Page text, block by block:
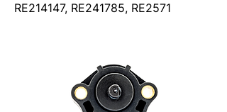
RE214147, RE241785, RE2571